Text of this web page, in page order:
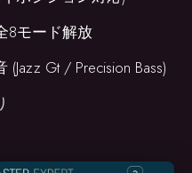
8モード解放
Gt / Precision Bass)